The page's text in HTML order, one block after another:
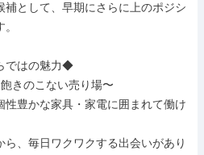
として、早期にさらに上のポジシ
ではの魅力◆
きのこない売り場〜
豊かな家具・家電に囲まれて働け
、毎日ワクワクする出会いがあり